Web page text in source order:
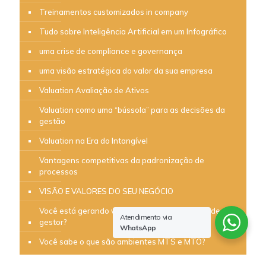
Treinamentos customizados in company
Tudo sobre Inteligência Artificial em um Infográfico
uma crise de compliance e governança
uma visão estratégica do valor da sua empresa
Valuation Avaliação de Ativos
Valuation como uma “bússola” para as decisões da
gestão
Valuation na Era do Intangível
Vantagens competitivas da padronização de
processos
VISÃO E VALORES DO SEU NEGÓCIO
Você está gerando valor ou apenas brincando de ser
gestor?
Você sabe o que são ambientes MTS e MTO?
Atendimento via
WhatsApp